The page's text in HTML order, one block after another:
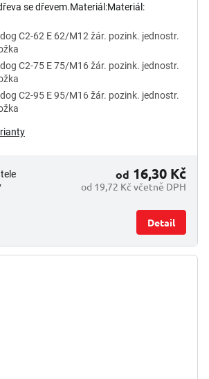
se dřevem.Materiál:Materiál:
C2-62 E 62/M12 žár. pozink. jednostr.
C2-75 E 75/M16 žár. pozink. jednostr.
C2-95 E 95/M16 žár. pozink. jednostr.
od 19,72 Kč včetně DPH
od 16,30 Kč
Detail